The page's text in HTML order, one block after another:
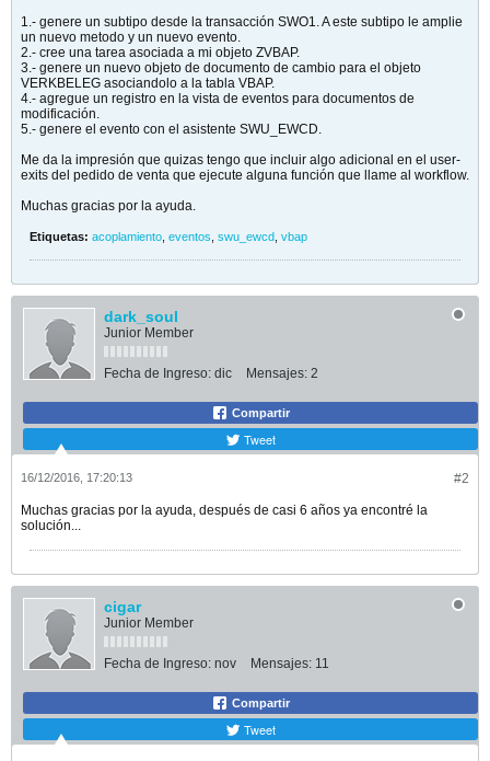
1.- genere un subtipo desde la transacción SWO1. A este subtipo le amplie
un nuevo metodo y un nuevo evento.
2.- cree una tarea asociada a mi objeto ZVBAP.
3.- genere un nuevo objeto de documento de cambio para el objeto
VERKBELEG asociandolo a la tabla VBAP.
4.- agregue un registro en la vista de eventos para documentos de
modificación.
5.- genere el evento con el asistente SWU_EWCD.
Me da la impresión que quizas tengo que incluir algo adicional en el user-
exits del pedido de venta que ejecute alguna función que llame al workflow.
Muchas gracias por la ayuda.
Etiquetas: acoplamiento eventos swu_ewcd vbap
dark_soul
Junior Member
Fecha de Ingreso: dic Mensajes: 2
Compartir
Tweet
#2
16/12/2016, 17:20:13
Muchas gracias por la ayuda, después de casi 6 años ya encontré la
solución...
cigar
Junior Member
Fecha de Ingreso: nov Mensajes: 11
Compartir
Tweet